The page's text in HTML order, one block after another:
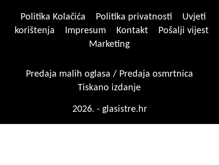
Politika Kolačića Politika privatnosti
Uvjeti
korištenja
Impresum Kontakt
Pošalji vijest
Marketing
Predaja malih oglasa / Predaja osmrtnica
Tiskano izdanje
2026. - glasistre.hr